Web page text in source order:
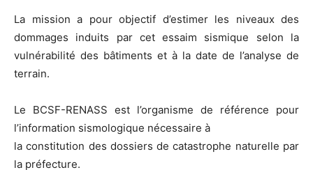
La mission a pour objectif d’estimer les niveaux des
dommages induits par cet essaim sismique selon la
vulnérabilité des bâtiments et à la date de l’analyse de
terrain.
Le BCSF-RENASS est l’organisme de référence pour
l’information sismologique nécessaire à
la constitution des dossiers de catastrophe naturelle par
la préfecture.